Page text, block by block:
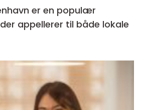
er en populær
appellerer til både lokale